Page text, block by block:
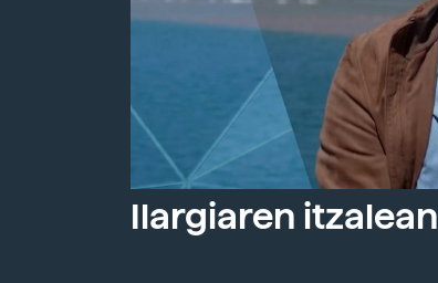
Ilargiaren itzalean